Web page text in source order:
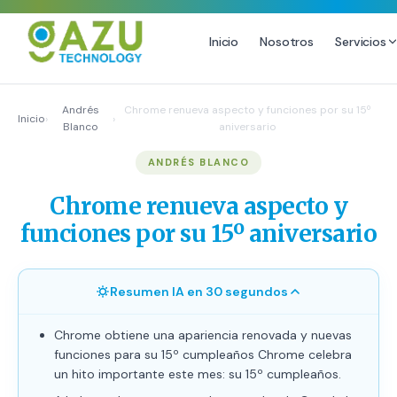
Inicio Nosotros Servicios
Email Marketing y SMS
Growth Youtube ↗
Producción de Videos
Inicio›
Andrés
Blanco
›
Chrome renueva aspecto y funciones por su 15º
aniversario
ANDRÉS BLANCO
Chrome renueva aspecto y
funciones por su 15º aniversario
Resumen IA en 30 segundos
Chrome obtiene una apariencia renovada y nuevas
funciones para su 15º cumpleaños Chrome celebra
un hito importante este mes: su 15º cumpleaños.